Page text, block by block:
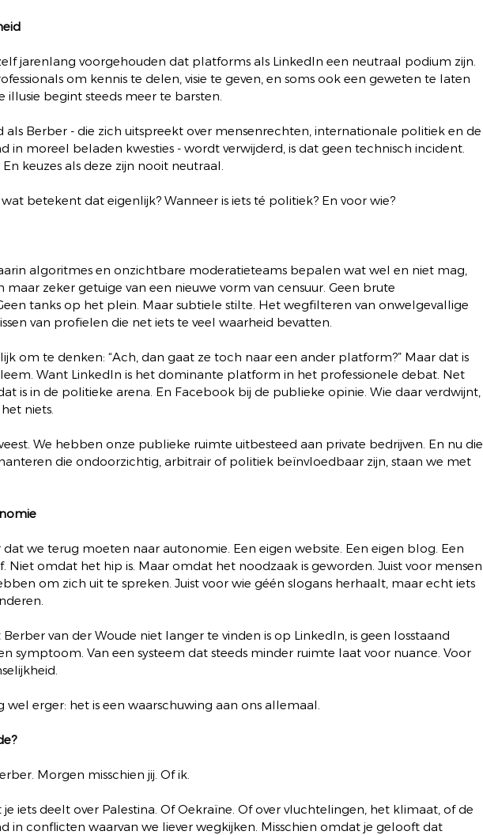
jarenlang voorgehouden dat platforms als LinkedIn een neutraal podium zijn.
om kennis te delen, visie te geven, en soms ook een geweten te laten
illusie begint steeds meer te barsten.
als Berber - die zich uitspreekt over mensenrechten, internationale politiek en de
in moreel beladen kwesties - wordt verwijderd, is dat geen technisch incident.
En keuzes als deze zijn nooit neutraal.
betekent dat eigenlijk? Wanneer is iets té politiek? En voor wie?
algoritmes en onzichtbare moderatieteams bepalen wat wel en niet mag,
maar zeker getuige van een nieuwe vorm van censuur. Geen brute
tanks op het plein. Maar subtiele stilte. Het wegfilteren van onwelgevallige
van profielen die net iets te veel waarheid bevatten.
om te denken: “Ach, dan gaat ze toch naar een ander platform?” Maar dat is
Want LinkedIn is het dominante platform in het professionele debat. Net
is in de politieke arena. En Facebook bij de publieke opinie. Wie daar verdwijnt,
niets.
We hebben onze publieke ruimte uitbesteed aan private bedrijven. En nu die
die ondoorzichtig, arbitrair of politiek beïnvloedbaar zijn, staan we met
we terug moeten naar autonomie. Een eigen website. Een eigen blog. Een
Niet omdat het hip is. Maar omdat het noodzaak is geworden. Juist voor mensen
om zich uit te spreken. Juist voor wie géén slogans herhaalt, maar echt iets
van der Woude niet langer te vinden is op LinkedIn, is geen losstaand
symptoom. Van een systeem dat steeds minder ruimte laat voor nuance. Voor
wel erger: het is een waarschuwing aan ons allemaal.
Morgen misschien jij. Of ik.
iets deelt over Palestina. Of Oekraïne. Of over vluchtelingen, het klimaat, of de
in conflicten waarvan we liever wegkijken. Misschien omdat je gelooft dat